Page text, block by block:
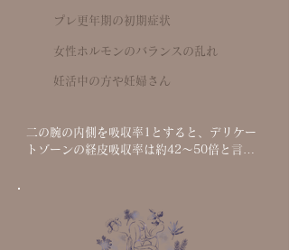
プレ更年期の初期症状
女性ホルモンのバランスの乱れ
​妊活中の方や妊婦さん
二の腕の内側を吸収率1とすると、デリケー
トゾーンの経皮吸収率は約42〜50倍と言わ
​子宮を内側から温めることで自律神経やホル